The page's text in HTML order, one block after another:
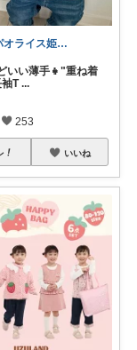
ガパオライス姫👸🌶️🌶️🌶️
いい薄手👧"重ね着
T ...
253
いいね